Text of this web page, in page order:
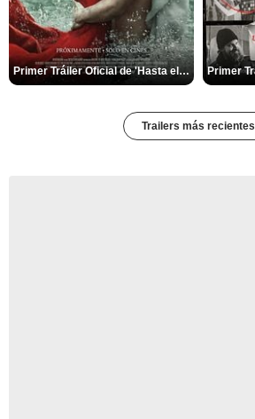
Primer Tráiler Oficial de 'Hasta el fin del mundo'
Trailers más recientes